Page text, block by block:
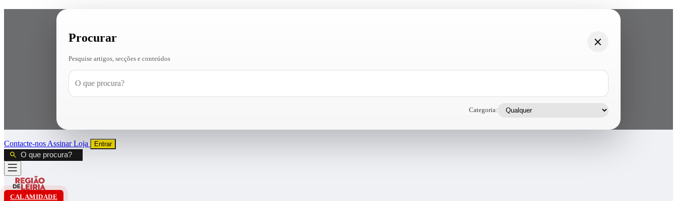
Procurar
Pesquise artigos, secções e conteúdos
Categoria:
Contacte-nos AssinarLoja Entrar
CALAMIDADE